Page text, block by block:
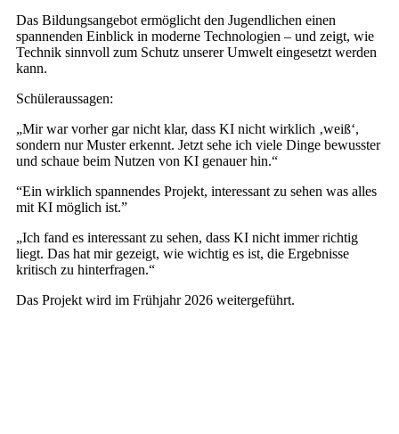
Das Bildungsangebot ermöglicht den Jugendlichen einen
spannenden Einblick in moderne Technologien – und zeigt, wie
Technik sinnvoll zum Schutz unserer Umwelt eingesetzt werden
kann.
Schüleraussagen:
„Mir war vorher gar nicht klar, dass KI nicht wirklich ‚weiß‘,
sondern nur Muster erkennt. Jetzt sehe ich viele Dinge bewusster
und schaue beim Nutzen von KI genauer hin.“
“Ein wirklich spannendes Projekt, interessant zu sehen was alles
mit KI möglich ist.”
„Ich fand es interessant zu sehen, dass KI nicht immer richtig
liegt. Das hat mir gezeigt, wie wichtig es ist, die Ergebnisse
kritisch zu hinterfragen.“
Das Projekt wird im Frühjahr 2026 weitergeführt.